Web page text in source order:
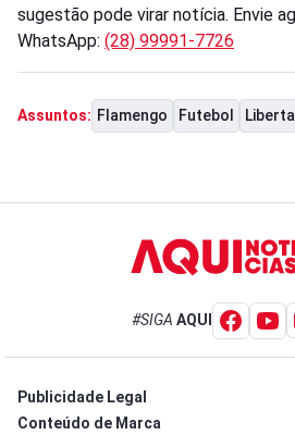
sugestão pode virar notícia. Envie
WhatsApp: (28) 99991-7726
Assuntos: Flamengo Futebol
#SIGA AQUI
Publicidade Legal
Conteúdo de Marca